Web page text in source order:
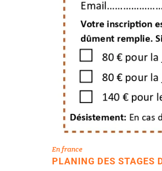
En france
PLANING DES STAGES